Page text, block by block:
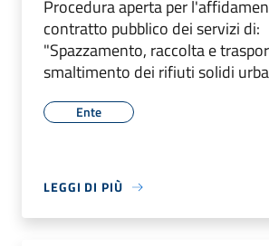
Procedura aperta per
contratto pubblico dei servizi di:
"Spazzamento, raccolta e
smaltimento dei rifiuti solidi
Ente
LEGGI DI PIÙ